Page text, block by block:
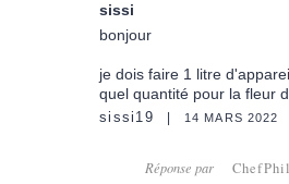
sissi
bonjour
je dois faire 1 litre
quel quantité pour la fleur
sissi19 14 MARS 2022
Réponse par